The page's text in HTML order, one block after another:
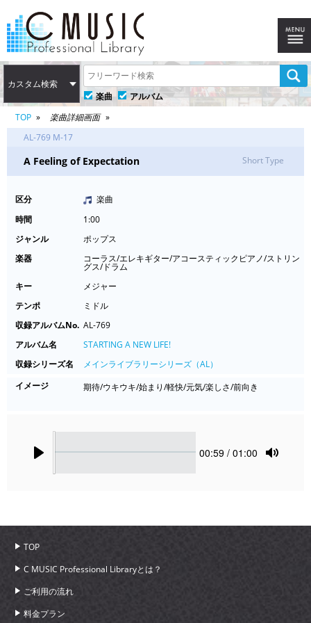
カスタム検索
楽曲
アルバム
TOP
楽曲詳細画面
AL-769 M-17
A Feeling of Expectation Short Type
区分
楽曲
時間
1:00
ジャンル
ポップス
楽器
コーラス/エレキギター/アコースティックピアノ/ストリン
グス/ドラム
キー
メジャー
テンポ
ミドル
収録アルバムNo. AL-769
アルバム名
STARTING A NEW LIFE!
収録シリーズ名
メインライブラリーシリーズ（AL）
イメージ
期待/ウキウキ/始まり/軽快/元気/楽しさ/前向き
Current
00:59 / 01:00
TOP
C MUSIC Professional Libraryとは？
ご利用の流れ
料金プラン